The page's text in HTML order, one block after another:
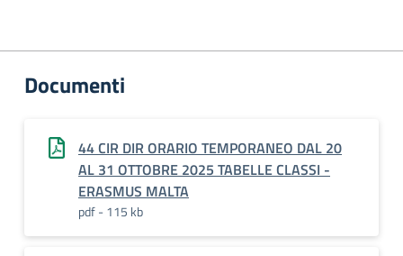
Documenti
44 CIR DIR ORARIO TEMPORANEO DAL 20
AL 31 OTTOBRE 2025 TABELLE CLASSI -
ERASMUS MALTA
pdf - 115 kb